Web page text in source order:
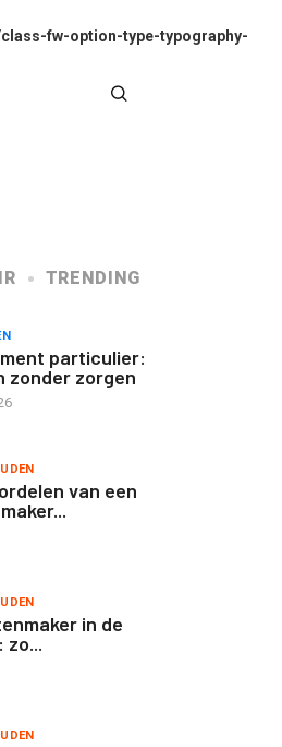
fw-option-type-typography-
TRENDING
particulier:
zonder zorgen
van een
in de
zo...